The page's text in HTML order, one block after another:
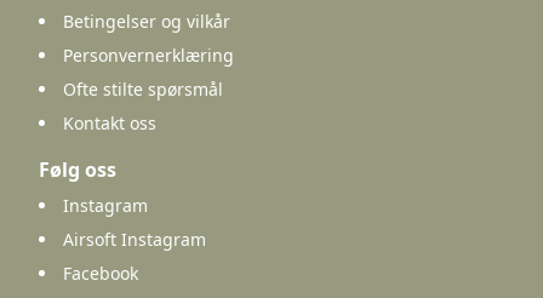
Betingelser og vilkår
Personvernerklæring
Ofte stilte spørsmål
Kontakt oss
Følg oss
Instagram
Airsoft Instagram
Facebook